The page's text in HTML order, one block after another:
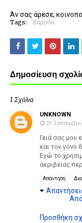
Αν σας άρεσε,
Tags: Βαρρόα
Δημοσίευση
1 Σχόλια
UNKNOWN
21
Γειά σας μου
και τον γόνο
Εγώ το
ακριβείας
Απάντηση
Προσθήκη